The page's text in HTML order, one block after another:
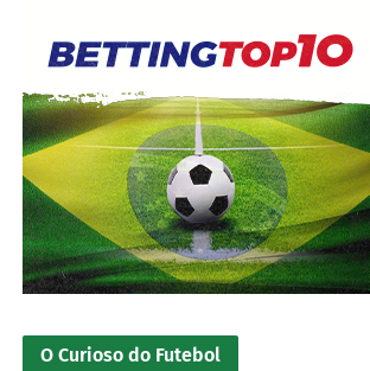
O Curioso do Futebol